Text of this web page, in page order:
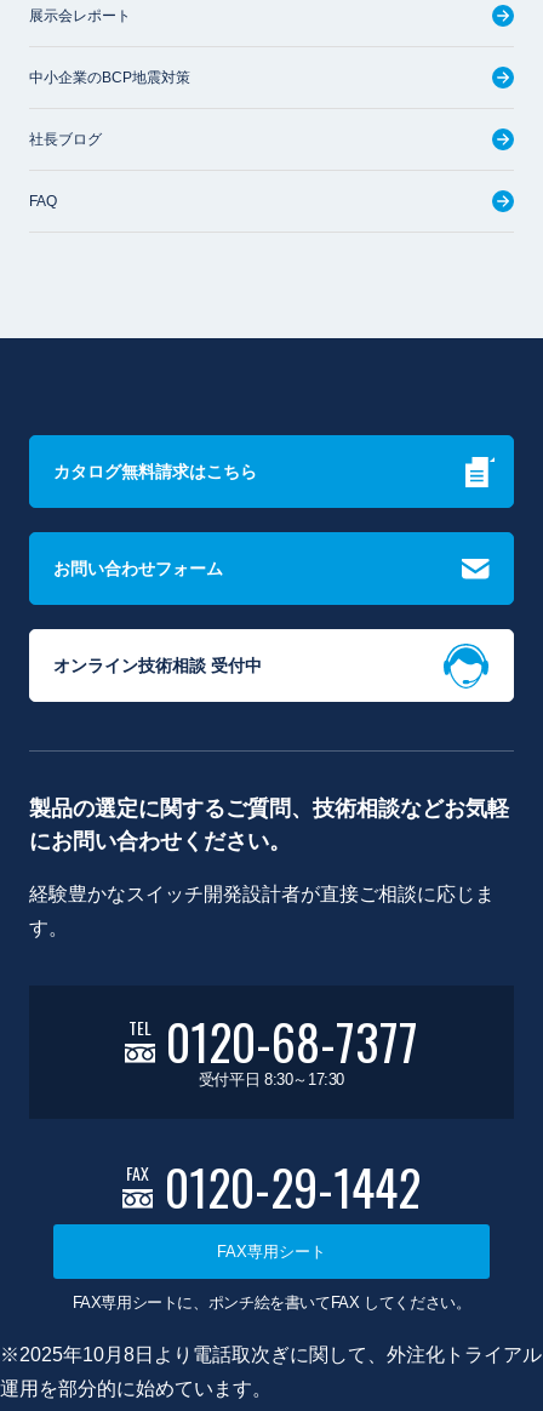
展示会レポート
中小企業のBCP地震対策
社長ブログ
FAQ
カタログ無料請求はこちら
お問い合わせフォーム
オンライン技術相談 受付中
製品の選定に関するご質問、技術相談などお気軽
にお問い合わせください。
経験豊かなスイッチ開発設計者が直接ご相談に応じま
す。
TEL 0120-68-7377
受付平日 8:30～17:30
FAX 0120-29-1442
FAX専用シート
FAX専用シートに、ポンチ絵を書いてFAX してください。
※2025年10月8日より電話取次ぎに関して、外注化トライアル
運用を部分的に始めています。